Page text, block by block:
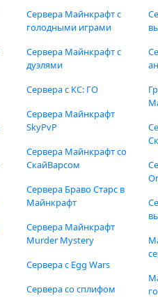
Сервера Майнкрафт с
голодными играми
Сервера Майнкрафт с
дуэлями
Сервера с КС: ГО
Сервера Майнкрафт
SkyPvP
Сервера Майнкрафт со
СкайВарсом
Сервера Браво Старс в
Майнкрафт
Сервера Майнкрафт
Murder Mystery
Сервера с Egg Wars
Сервера со сплифом